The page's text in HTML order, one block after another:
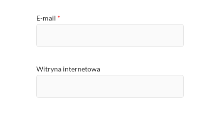
E-mail *
Witryna internetowa